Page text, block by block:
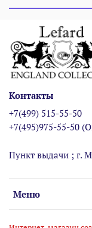
Меню
Контакты
+7(499) 515-55-50
+7(495)975-55-50
Пункт выдачи ; г.